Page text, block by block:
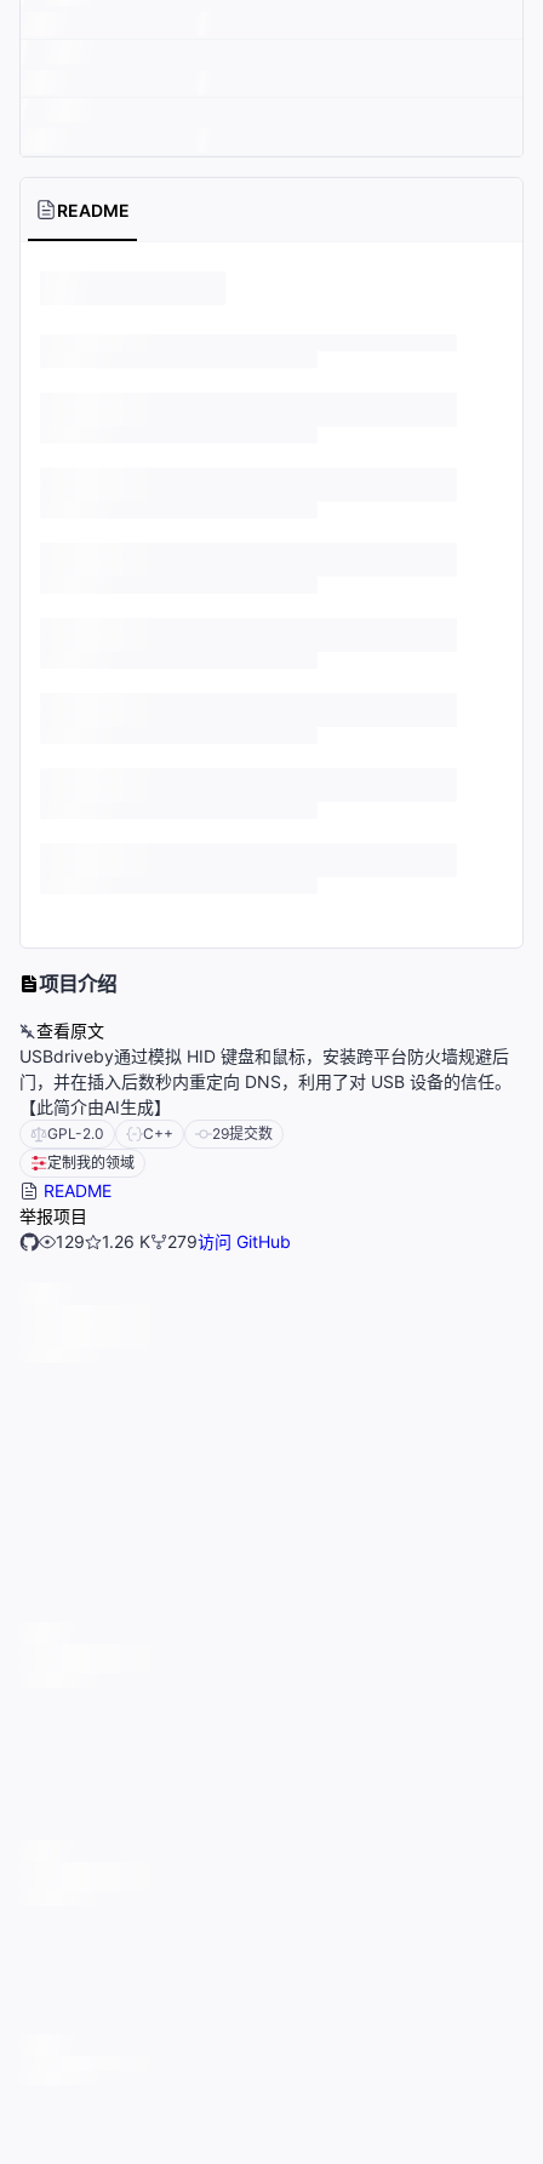
README
项目介绍
查看原文
USBdriveby通过模拟 HID 键盘和鼠标，安装跨平台防火墙规避后
门，并在插入后数秒内重定向 DNS，利用了对 USB 设备的信任。
【此简介由AI生成】
GPL-2.0 C++ 29提交数
定制我的领域
README
举报项目
129
1.26 K 279访问 GitHub